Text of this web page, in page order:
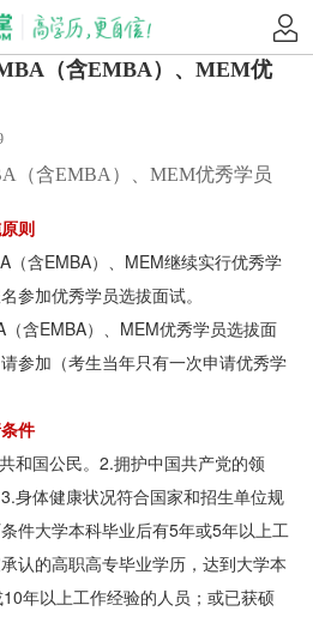
（含EMBA）、MEM优
（含EMBA）、MEM优秀学员
则
（含EMBA）、MEM继续实行优秀学
参加优秀学员选拔面试。
含EMBA）、MEM优秀学员选拔面
参加（考生当年只有一次申请优秀学
件
和国公民。2.拥护中国共产党的领
身体健康状况符合国家和招生单位规
件大学本科毕业后有5年或5年以上工
认的高职高专毕业学历，达到大学本
年以上工作经验的人员；或已获硕